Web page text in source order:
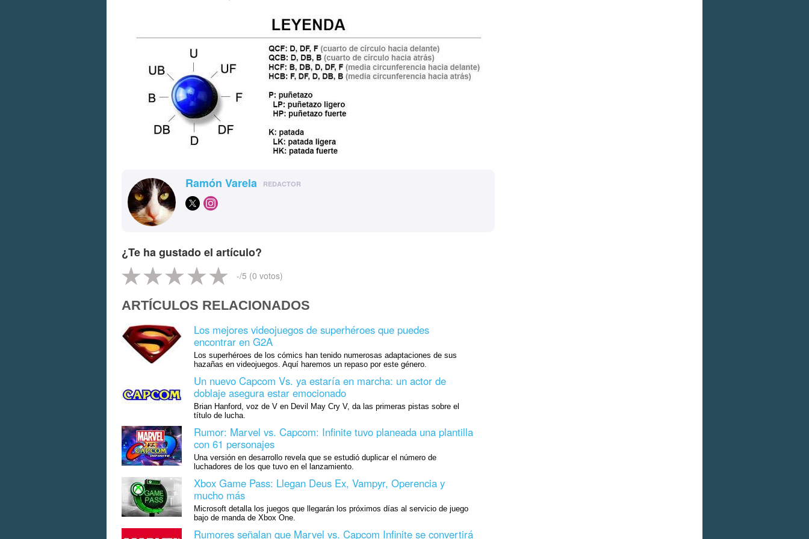
Ramón Varela REDACTOR
¿Te ha gustado el artículo?
-/5 (0 votos)
ARTÍCULOS RELACIONADOS
Los mejores videojuegos de superhéroes que puedes
encontrar en G2A
Los superhéroes de los cómics han tenido numerosas adaptaciones de sus
hazañas en videojuegos. Aquí haremos un repaso por este género.
Un nuevo Capcom Vs. ya estaría en marcha: un actor de
doblaje asegura estar emocionado
Brian Hanford, voz de V en Devil May Cry V, da las primeras pistas sobre el
título de lucha.
Rumor: Marvel vs. Capcom: Infinite tuvo planeada una plantilla
con 61 personajes
Una versión en desarrollo revela que se estudió duplicar el número de
luchadores de los que tuvo en el lanzamiento.
Xbox Game Pass: Llegan Deus Ex, Vampyr, Operencia y
mucho más
Microsoft detalla los juegos que llegarán los próximos días al servicio de juego
bajo de manda de Xbox One.
Rumores señalan que Marvel vs. Capcom Infinite se convertirá